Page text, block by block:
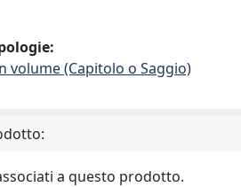
volume (Capitolo o Saggio)
a questo prodotto.